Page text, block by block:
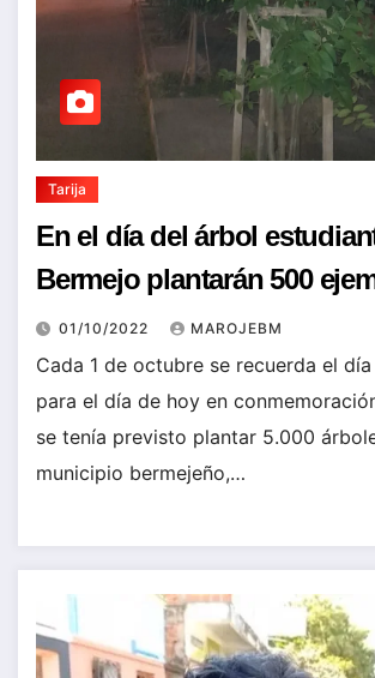
Tarija
En el día del árbol
Bermejo plantarán 500
01/10/2022 MAROJEBM
Cada 1 de octubre se recuerda el
para el día de hoy en
se tenía previsto plantar 5.000
municipio bermejeño,…